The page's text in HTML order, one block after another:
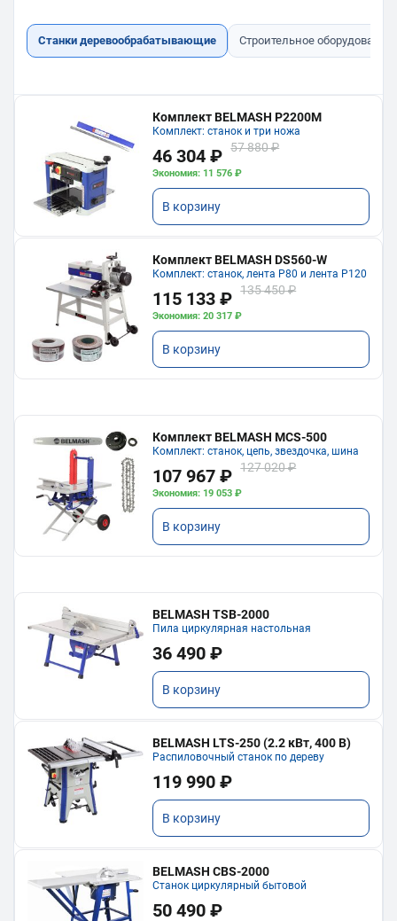
Станки деревообрабатывающие Строительное оборудование
Комплект BELMASH P2200M
Комплект: станок и три ножа
46 304 ₽ 57 880 ₽
Экономия: 11 576 ₽
В корзину
Комплект BELMASH DS560-W
Комплект: станок, лента P80 и лента P120
115 133 ₽ 135 450 ₽
Экономия: 20 317 ₽
В корзину
Комплект BELMASH MCS-500
Комплект: станок, цепь, звездочка, шина
107 967 ₽ 127 020 ₽
Экономия: 19 053 ₽
В корзину
BELMASH TSB-2000
Пила циркулярная настольная
36 490 ₽
В корзину
BELMASH LTS-250 (2.2 кВт, 400 В)
Распиловочный станок по дереву
119 990 ₽
В корзину
BELMASH CBS-2000
Станок циркулярный бытовой
50 490 ₽